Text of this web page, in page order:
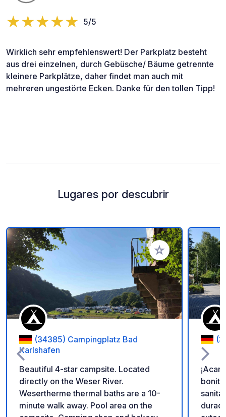
5/5
Wirklich sehr empfehlenswert! Der Parkplatz besteht
aus drei einzelnen, durch Gebüsche/ Bäume getrennte
kleinere Parkplätze, daher findet man auch mit
mehreren ungestörte Ecken. Danke für den tollen Tipp!
Lugares por descubrir
Añadir a tus
(34385) Campingplatz Bad
Karlshafen
Beautiful 4-star campsite. Located
directly on the Weser River.
Wesertherme thermal baths are a 10-
minute walk away. Pool area on the